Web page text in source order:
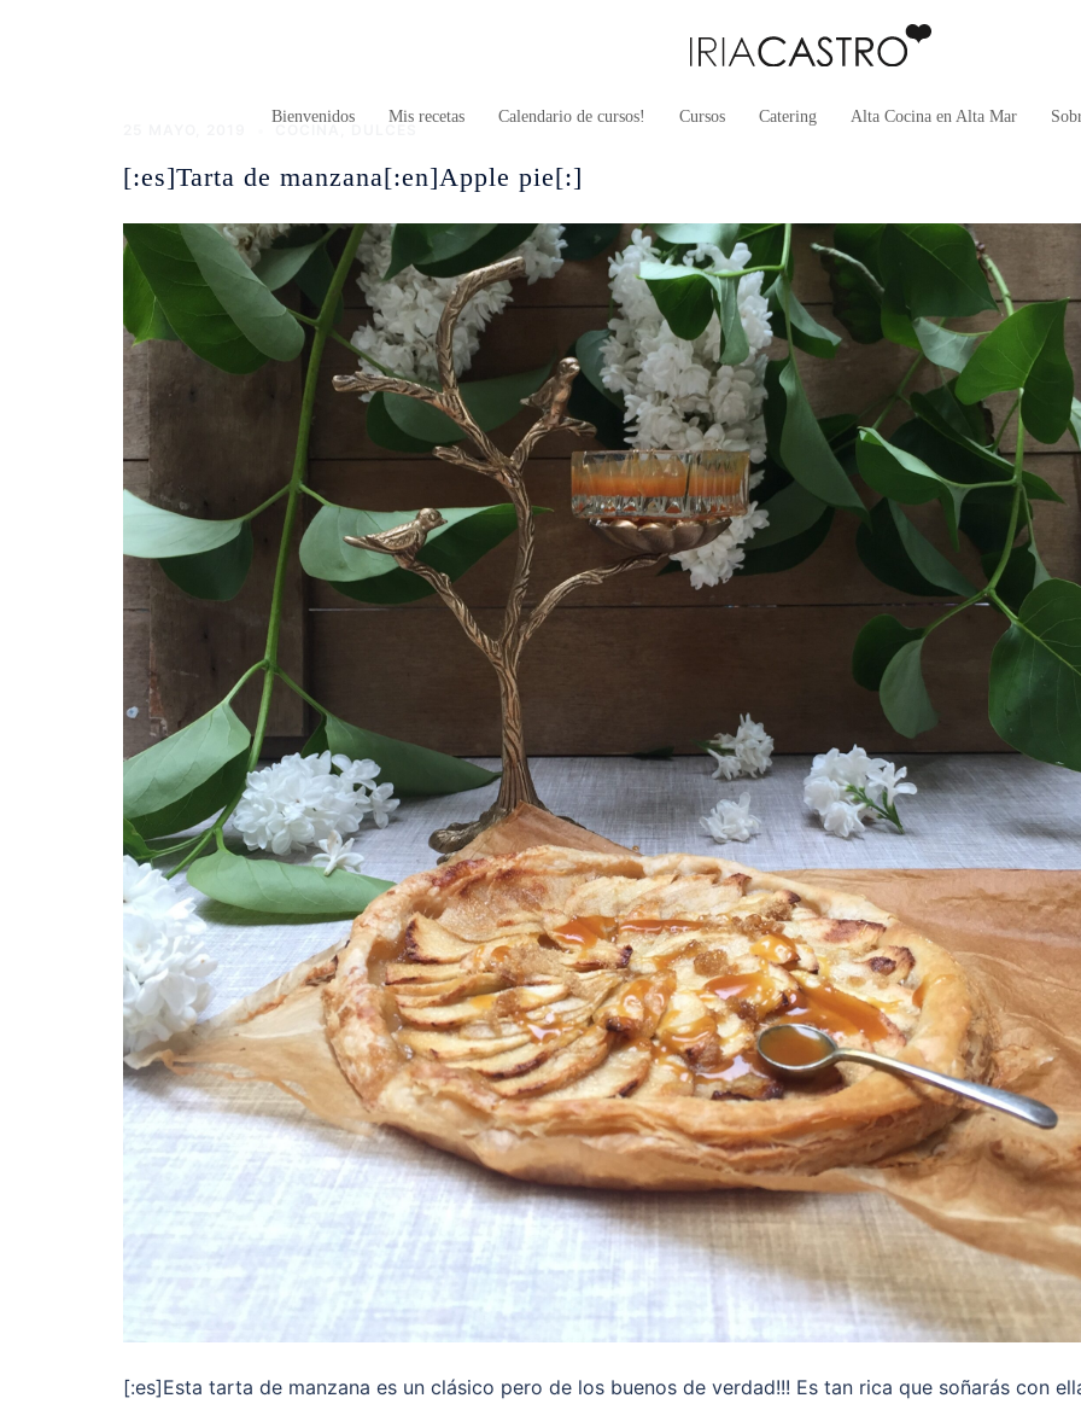
Bienvenidos Mis recetas Calendario de cursos! Cursos Catering Alta Cocina en Alta Mar
[:es]Tarta de manzana[:en]Apple pie[:]
[:es]Esta tarta de manzana es un clásico pero de los buenos de verdad!!! Es tan rica que soñarás con